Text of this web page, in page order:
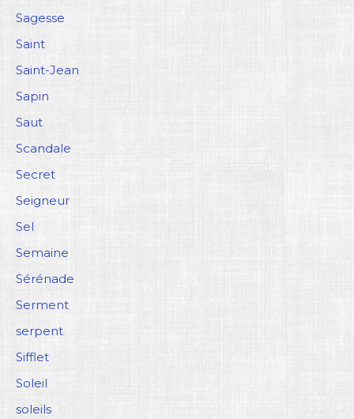
Sagesse
Saint
Saint-Jean
Sapin
Saut
Scandale
Secret
Seigneur
Sel
Semaine
Sérénade
Serment
serpent
Sifflet
Soleil
soleils